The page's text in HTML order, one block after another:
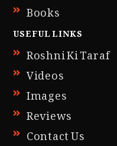
Books
USEFUL LINKS
Roshni Ki Taraf
Videos
Images
Reviews
Contact Us